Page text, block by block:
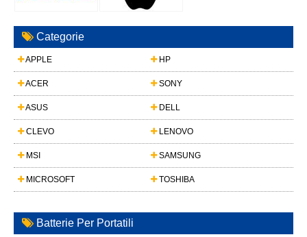
Categorie
APPLE HP
ACER SONY
ASUS DELL
CLEVO LENOVO
MSI SAMSUNG
MICROSOFT TOSHIBA
Batterie Per Portatili